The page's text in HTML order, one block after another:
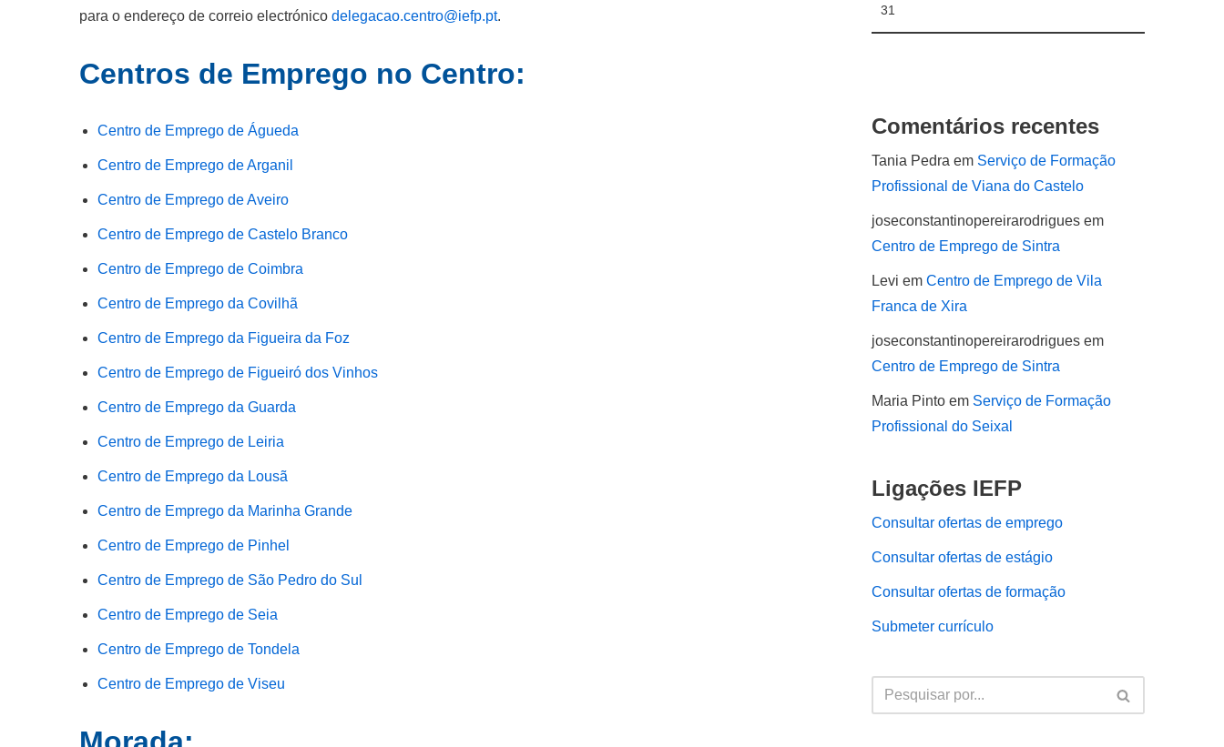
para o endereço de correio electrónico delegacao.centro@iefp.pt.
Centros de Emprego no Centro:
Centro de Emprego de Águeda
Centro de Emprego de Arganil
Centro de Emprego de Aveiro
Centro de Emprego de Castelo Branco
Centro de Emprego de Coimbra
Centro de Emprego da Covilhã
Centro de Emprego da Figueira da Foz
Centro de Emprego de Figueiró dos Vinhos
Centro de Emprego da Guarda
Centro de Emprego de Leiria
Centro de Emprego da Lousã
Centro de Emprego da Marinha Grande
Centro de Emprego de Pinhel
Centro de Emprego de São Pedro do Sul
Centro de Emprego de Seia
Centro de Emprego de Tondela
Centro de Emprego de Viseu
31
Comentários recentes
Tania Pedra em Serviço de Formação
Profissional de Viana do Castelo
joseconstantinopereirarodrigues em
Centro de Emprego de Sintra
Levi em Centro de Emprego de Vila
Franca de Xira
joseconstantinopereirarodrigues em
Centro de Emprego de Sintra
Maria Pinto em Serviço de Formação
Profissional do Seixal
Ligações IEFP
Consultar ofertas de emprego
Consultar ofertas de estágio
Consultar ofertas de formação
Submeter currículo